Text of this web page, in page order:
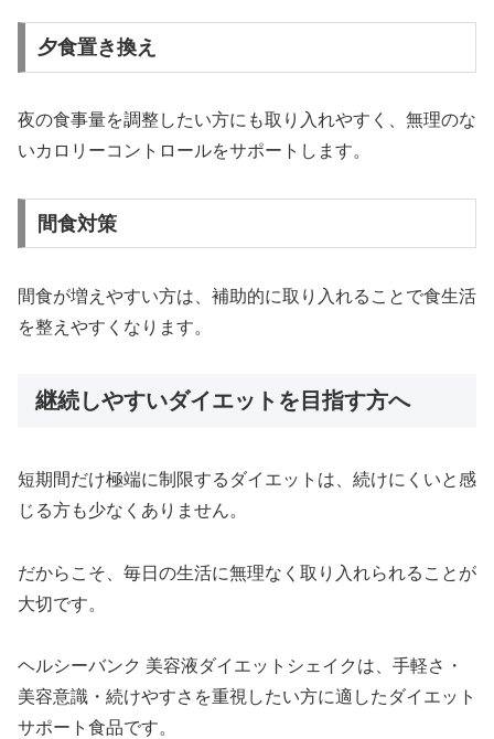
夕食置き換え
夜の食事量を調整したい方にも取り入れやすく、無理のな
いカロリーコントロールをサポートします。
間食対策
間食が増えやすい方は、補助的に取り入れることで食生活
を整えやすくなります。
継続しやすいダイエットを目指す方へ
短期間だけ極端に制限するダイエットは、続けにくいと感
じる方も少なくありません。
だからこそ、毎日の生活に無理なく取り入れられることが
大切です。
ヘルシーバンク 美容液ダイエットシェイクは、手軽さ・
美容意識・続けやすさを重視したい方に適したダイエット
サポート食品です。